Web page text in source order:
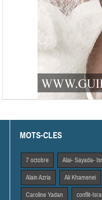
MOTS-CLES
7 octobre Alai- Sayada-
Alain Azria Ali Khamenei
Caroline Yadan conflit-